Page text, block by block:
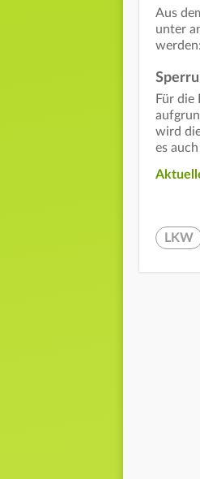
Aus
unter
Für die
wird
es
LKW